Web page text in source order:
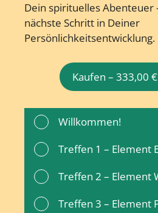
Dein spirituelles Abenteuer
nächste Schritt in Deiner
Persönlichkeitsentwicklung.
Kaufen – 333,00 €
Willkommen!
Treffen 1 – Element
Treffen 2 – Element
Treffen 3 – Element